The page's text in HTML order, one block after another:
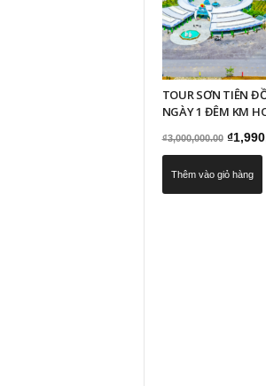
TOUR SƠN TIÊN
NGÀY 1 ĐÊM KM
₫3,000,000.00 Giá
gốc
là:
₫
Thêm vào giỏ hàng